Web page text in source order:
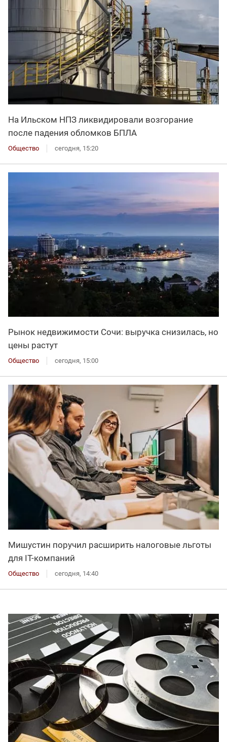
На Ильском НПЗ ликвидировали возгорание
после падения обломков БПЛА
Общество сегодня, 15:20
Рынок недвижимости Сочи: выручка снизилась, но
цены растут
Общество сегодня, 15:00
Мишустин поручил расширить налоговые льготы
для IT-компаний
Общество сегодня, 14:40